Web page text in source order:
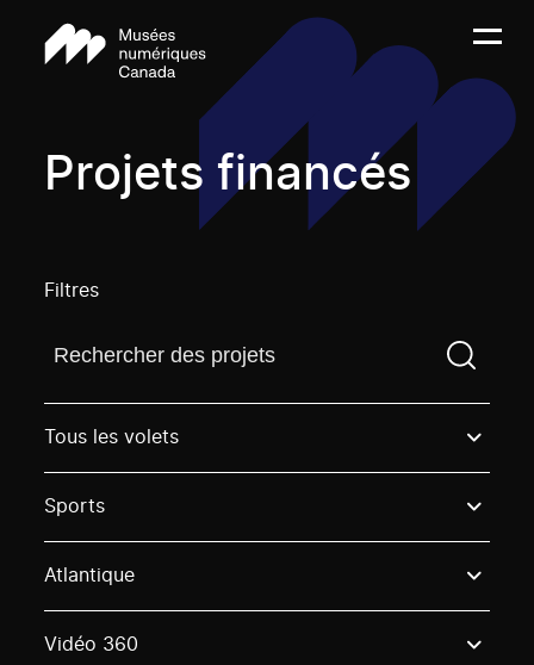
Projets financés
Filtres
Trouvez un projetVous devez saisir un terme de
Tous les volets
Sports
Atlantique
Vidéo 360